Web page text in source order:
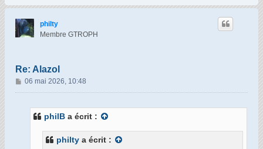
u
philty
Membre GTROPH
Re: Alazol
M
e
06 mai 2026, 10:48
philB a écrit :
philty a écrit :